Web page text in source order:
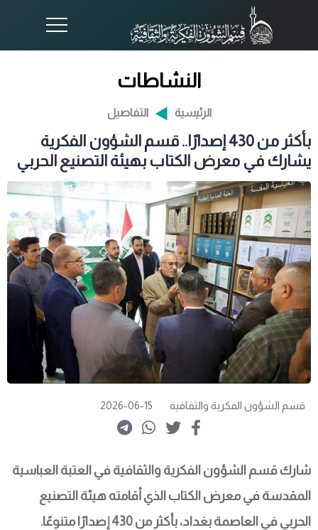
النشاطات
الرئيسية التفاصيل
بأكثر من 430 إصدارًا.. قسم الشؤون الفكرية
يشارك في معرض الكتاب بهيئة التصنيع الحربي
قسم الشؤون الفكرية والثقافية 2026-06-15
شارك قسم الشؤون الفكرية والثقافية في العتبة العباسية
المقدسة في معرض الكتاب الذي أقامته هيئة التصنيع
الحربي في العاصمة بغداد، بأكثر من 430 إصدارًا متنوعًا.